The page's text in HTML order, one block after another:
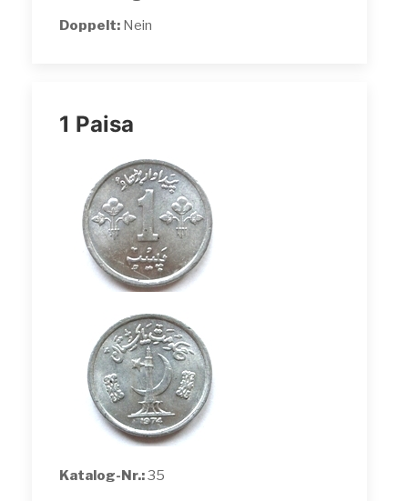
Doppelt: Nein
1 Paisa
Katalog-Nr.:35